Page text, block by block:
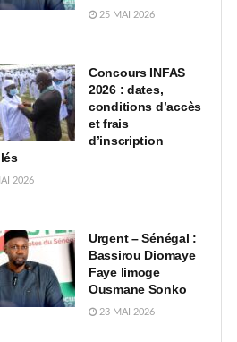
25 MAI 2026
Concours INFAS
2026 : dates,
conditions d’accès
et frais
d’inscription
2026
Urgent – Sénégal :
Bassirou Diomaye
Faye limoge
Ousmane Sonko
23 MAI 2026